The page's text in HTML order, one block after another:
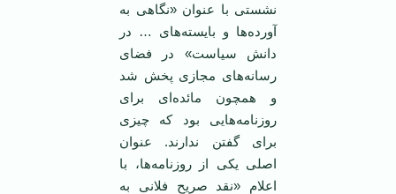
نشستی با عنوان «نگاهی به
آورده‌ها و بایسته‌های … در
دانش سیاست» در فضای
رسانه‌های مجازی پخش شد
و همچون مائده‌ای برای
روزنامه‌هایی بود که چیزی
برای گفتن ندارند. عنوان
اصلی یکی از روزنامه‌ها، با
اعلامِ «نقد صریح فلانی به